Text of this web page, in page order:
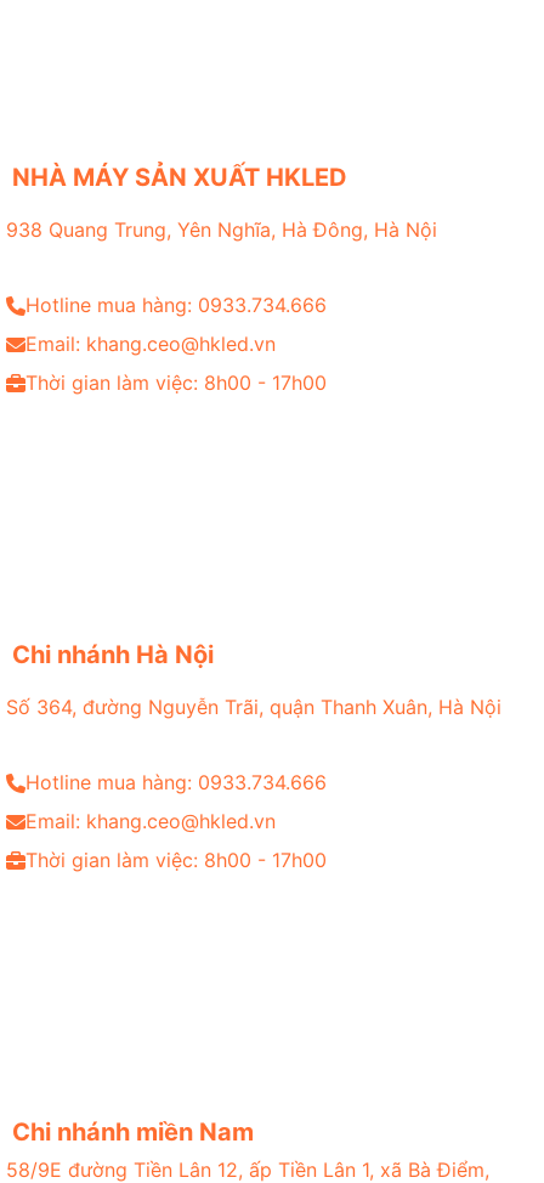
NHÀ MÁY SẢN XUẤT HKLED
938 Quang Trung, Yên Nghĩa, Hà Đông, Hà Nội
Hotline mua hàng: 0933.734.666
Email: khang.ceo@hkled.vn
Thời gian làm việc: 8h00 - 17h00
Chi nhánh Hà Nội
Số 364, đường Nguyễn Trãi, quận Thanh Xuân, Hà Nội
Hotline mua hàng: 0933.734.666
Email: khang.ceo@hkled.vn
Thời gian làm việc: 8h00 - 17h00
Chi nhánh miền Nam
58/9E đường Tiền Lân 12, ấp Tiền Lân 1, xã Bà Điểm,